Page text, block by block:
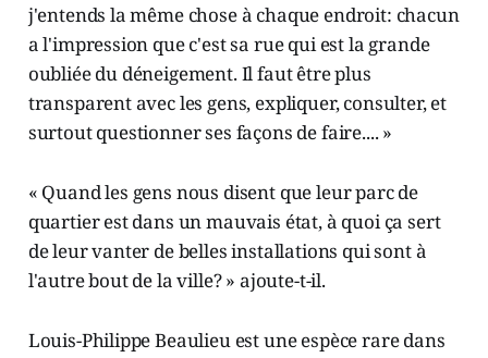
j'entends la même chose à chaque endroit: chacun
a l'impression que c'est sa rue qui est la grande
oubliée du déneigement. Il faut être plus
transparent avec les gens, expliquer, consulter, et
surtout questionner ses façons de faire.... »
« Quand les gens nous disent que leur parc de
quartier est dans un mauvais état, à quoi ça sert
de leur vanter de belles installations qui sont à
l'autre bout de la ville? » ajoute-t-il.
Louis-Philippe Beaulieu est une espèce rare dans